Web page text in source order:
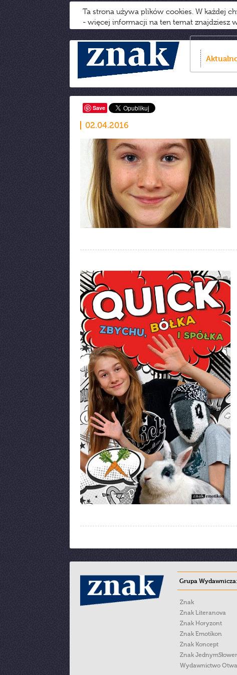
Ta strona używa plików cookies. W każdej
- więcej informacji na ten temat znajdziesz
Save
02.04.2016
Grupa Wydawnicza:
Znak
Znak Literanova
Znak Horyzont
Znak Emotikon
Znak Koncept
Znak
Wydawnictwo